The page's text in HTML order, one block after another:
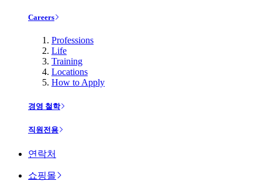
Careers
Professions
Life
Training
Locations
How to Apply
경영 철학
직원전용
연락처
쇼핑몰